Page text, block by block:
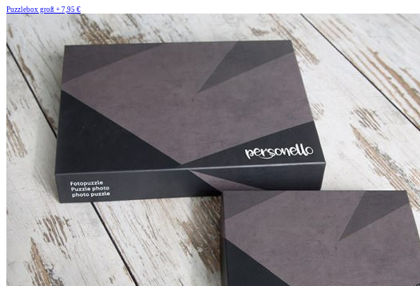
Puzzlebox groß + 7,95 €